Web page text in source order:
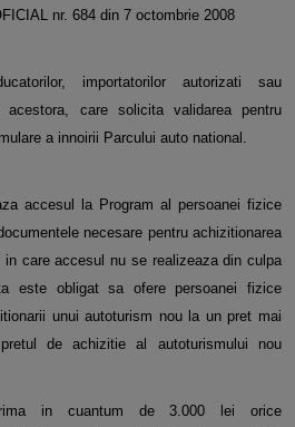
nr. 684 din 7 octombrie 2008
importatorilor autorizati sau
acestora, care solicita validarea pentru
a innoirii Parcului auto national.
accesul la Program al persoanei fizice
necesare pentru achizitionarea
care accesul nu se realizeaza din culpa
este obligat sa ofere persoanei fizice
unui autoturism nou la un pret mai
de achizitie al autoturismului nou
in cuantum de 3.000 lei orice